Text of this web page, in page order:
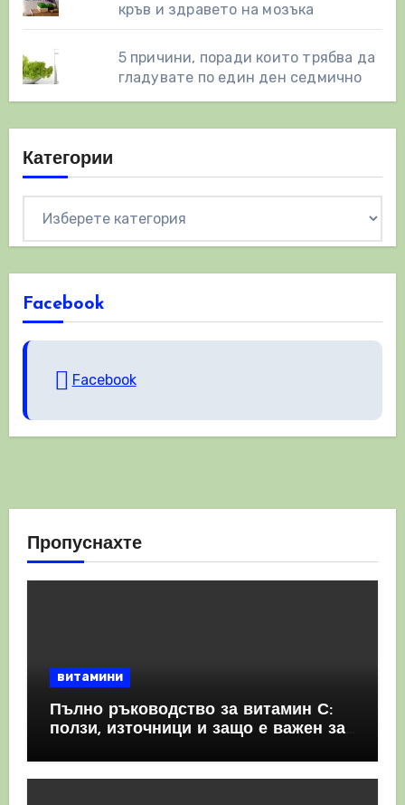
кръв и здравето на мозъка
5 причини, поради които трябва да
гладувате по един ден седмично
Категории
Facebook
Facebook
Пропуснахте
витамини
Пълно ръководство за витамин С:
ползи, източници и защо е важен за